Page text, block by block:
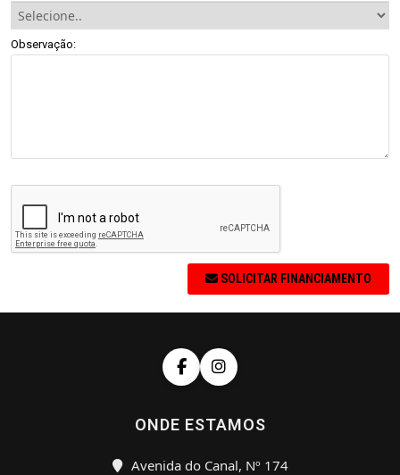
Observação:
SOLICITAR FINANCIAMENTO
ONDE ESTAMOS
Avenida do Canal, Nº 174